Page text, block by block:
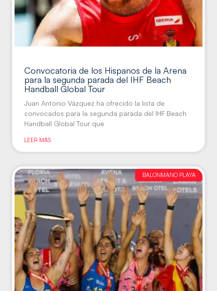
Convocatoria de los Hispanos de la Arena
para la segunda parada del IHF Beach
Handball Global Tour
Juan Antonio Vázquez ha ofrecido la lista de
convocados para la segunda parada del IHF Beach
Handball Global Tour que
LEER MÁS
BALONMANO PLAYA